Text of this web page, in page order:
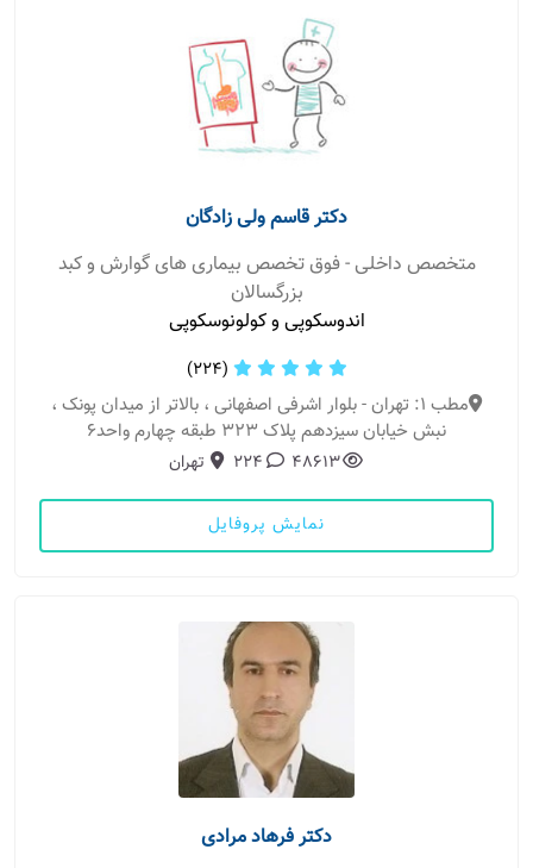
دکتر قاسم ولی زادگان
متخصص داخلی - فوق تخصص بیماری های گوارش و کبد
بزرگسالان
اندوسکوپی و کولونوسکوپی
(224)
مطب 1: تهران - بلوار اشرفی اصفهانی ، بالاتر از میدان پونک ،
نبش خیابان سیزدهم پلاک 323 طبقه چهارم واحد6
48613
224 تهران
نمایش پروفایل
دکتر فرهاد مرادی